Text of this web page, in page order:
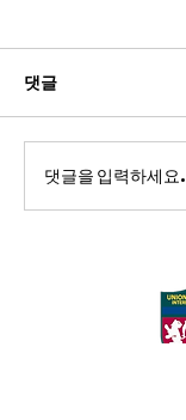
댓글
댓글을 입력하세요.